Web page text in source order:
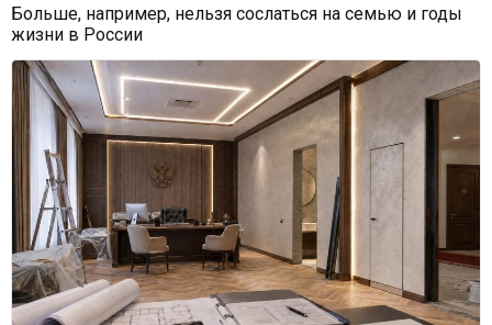
Больше, например, нельзя сослаться на семью и годы
жизни в России